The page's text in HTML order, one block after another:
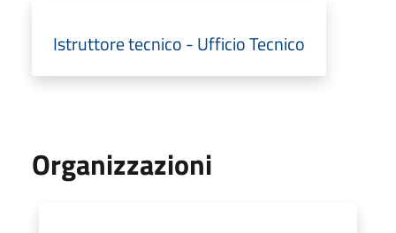
Istruttore tecnico - Ufficio Tecnico
Organizzazioni